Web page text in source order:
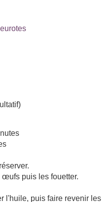
œufs puis les fouetter.
l'huile, puis faire revenir les